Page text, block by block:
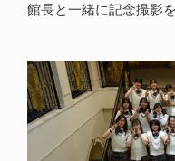
館長と一緒に記念撮影